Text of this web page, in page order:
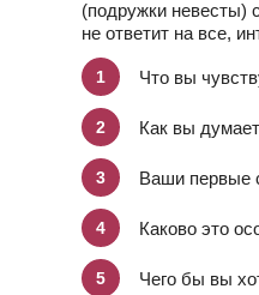
(подружки невесты)
не ответит на все,
Что вы
Как вы
Ваши первые
Каково это
Чего бы вы